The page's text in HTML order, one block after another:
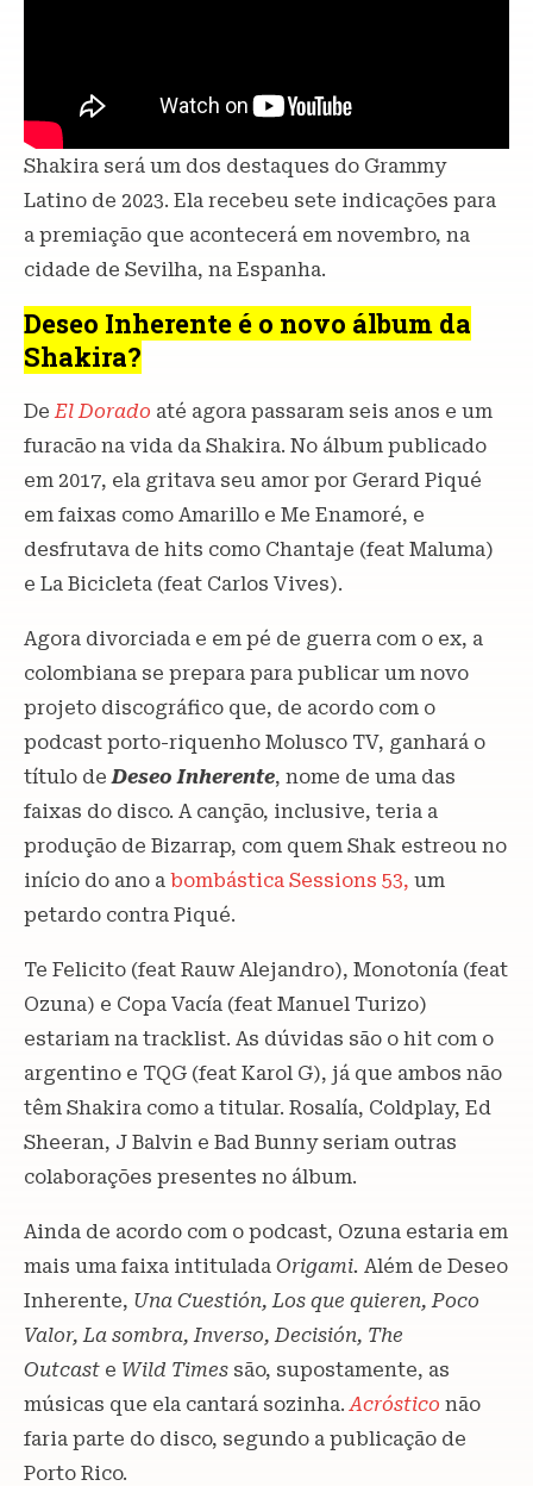
Shakira será um dos destaques do Grammy
Latino de 2023. Ela recebeu sete indicações para
a premiação que acontecerá em novembro, na
cidade de Sevilha, na Espanha.
Deseo Inherente é o novo álbum da
Shakira?
DeEl Dorado até agora passaram seis anos e um
furacão na vida da Shakira. No álbum publicado
em 2017, ela gritava seu amor por Gerard Piqué
em faixas como Amarillo e Me Enamoré, e
desfrutava de hits como Chantaje (feat Maluma)
e La Bicicleta (feat Carlos Vives).
Agora divorciada e em pé de guerra com o ex, a
colombiana se prepara para publicar um novo
projeto discográfico que, de acordo com o
podcast porto-riquenho Molusco TV, ganhará o
título deDeseo Inherente, nome de uma das
faixas do disco. A canção, inclusive, teria a
produção de Bizarrap, com quem Shak estreou no
início do ano a bombástica Sessions 53, um
petardo contra Piqué.
Te Felicito (feat Rauw Alejandro), Monotonía (feat
Ozuna) e Copa Vacía (feat Manuel Turizo)
estariam na tracklist. As dúvidas são o hit com o
argentino e TQG (feat Karol G), já que ambos não
têm Shakira como a titular. Rosalía, Coldplay, Ed
Sheeran, J Balvin e Bad Bunny seriam outras
colaborações presentes no álbum.
Ainda de acordo com o podcast, Ozuna estaria em
mais uma faixa intitulada Origami. Além de Deseo
Inherente, Una Cuestión, Los que quieren, Poco
Valor, La sombra, Inverso, Decisión, The
Outcast e Wild Times são, supostamente, as
músicas que ela cantará sozinha.Acróstico não
faria parte do disco, segundo a publicação de
Porto Rico.